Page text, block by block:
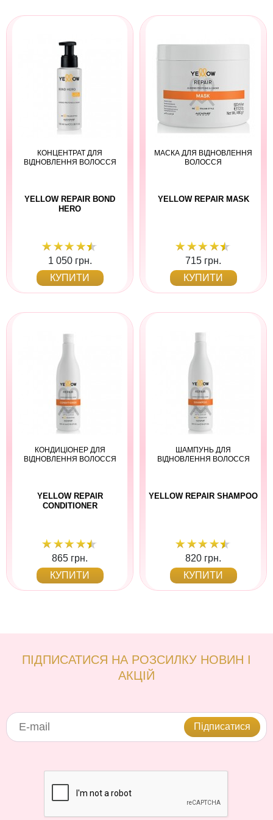
КОНЦЕНТРАТ ДЛЯ
ВІДНОВЛЕННЯ ВОЛОССЯ
YELLOW REPAIR BOND
HERO
1 050 грн.
КУПИТИ
МАСКА ДЛЯ ВІДНОВЛЕННЯ
ВОЛОССЯ
YELLOW REPAIR MASK
715 грн.
КУПИТИ
КОНДИЦІОНЕР ДЛЯ
ВІДНОВЛЕННЯ ВОЛОССЯ
YELLOW REPAIR
CONDITIONER
865 грн.
КУПИТИ
ШАМПУНЬ ДЛЯ
ВІДНОВЛЕННЯ ВОЛОССЯ
YELLOW REPAIR SHAMPOO
820 грн.
КУПИТИ
ПІДПИСАТИСЯ НА РОЗСИЛКУ НОВИН І
АКЦІЙ
Підписатися